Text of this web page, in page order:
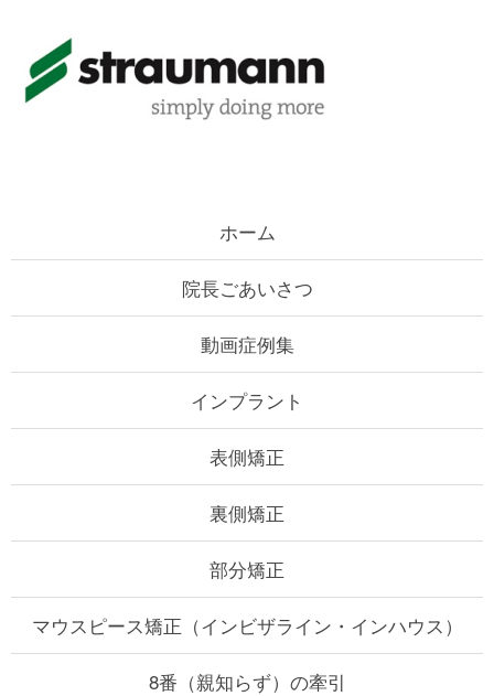
ホーム
院長ごあいさつ
動画症例集
インプラント
表側矯正
裏側矯正
部分矯正
マウスピース矯正 （インビザライン・インハウス）
8番（親知らず）の牽引